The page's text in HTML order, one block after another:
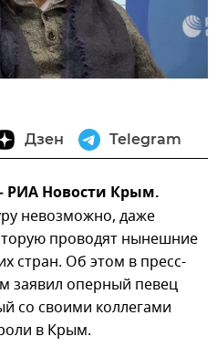
Дзен Telegram
РИА Новости Крым.
невозможно, даже
проводят нынешние
стран. Об этом в пресс-
заявил оперный певец
со своими коллегами
в Крым.